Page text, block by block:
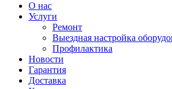
О нас
Услуги
Ремонт
Выездная настройка
Профилактика
Новости
Гарантия
Доставка